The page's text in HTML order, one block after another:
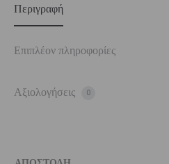
Περιγραφή
Επιπλέον πληροφορίες
Αξιολογήσεις 0